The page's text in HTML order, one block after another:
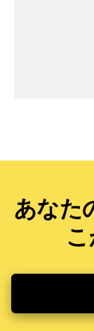
あなた